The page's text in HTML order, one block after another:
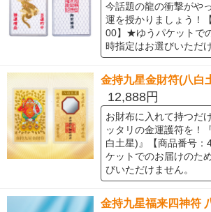
今話題の龍の衝撃がや
運を授かりましょう！
00】★ゆうパケットで
時指定はお選びいただ
金持九星金財符(八白
12,888円
お財布に入れて持つだ
ッタリの金運護符を！
白土星)』【商品番号
ケットでのお届けのた
びいただけません。
金持九星福来四神符